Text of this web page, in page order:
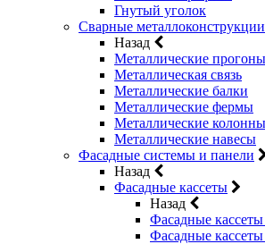
Гнутый уголок
Сварные металлоконструкции
Назад
Металлические прогоны
Металлическая связь
Металлические балки
Металлические фермы
Металлические колонны
Металлические навесы
Фасадные системы и панели
Назад
Фасадные кассеты
Назад
Фасадные
Фасадные